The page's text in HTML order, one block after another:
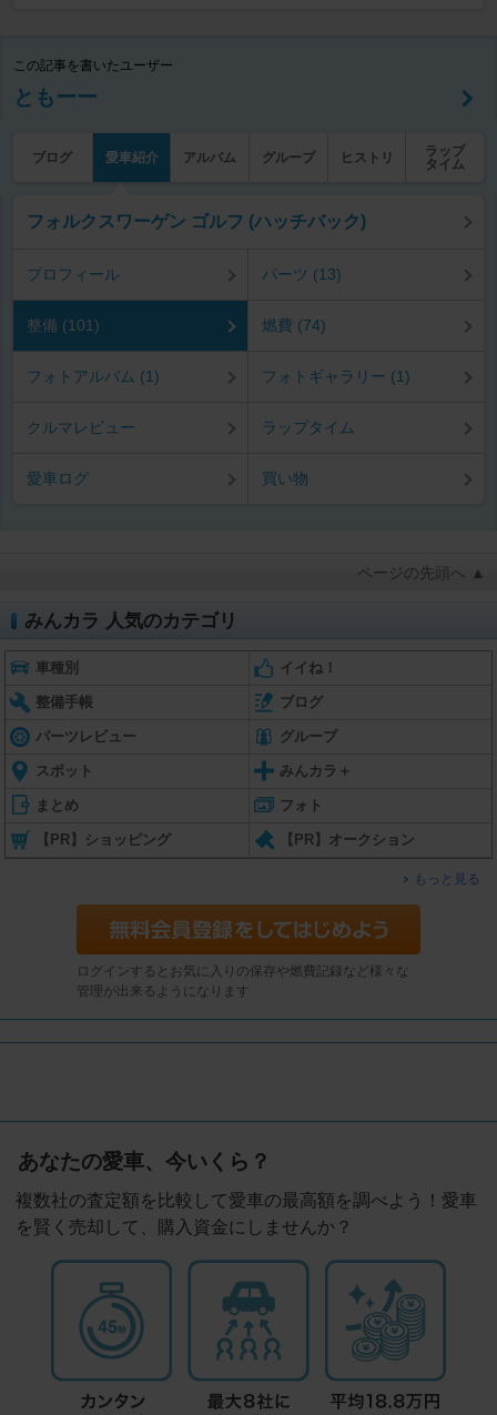
この記事を書いたユーザー
ともーー
ブログ 愛車紹介 アルバム グループ ヒストリ
ラップ
タイム
フォルクスワーゲン ゴルフ (ハッチバック)
プロフィール パーツ (13)
整備 (101) 燃費 (74)
フォトアルバム (1) フォトギャラリー (1)
クルマレビュー ラップタイム
愛車ログ 買い物
ページの先頭へ ▲
みんカラ 人気のカテゴリ
車種別 イイね！
整備手帳 ブログ
パーツレビュー グループ
スポット みんカラ＋
まとめ フォト
【PR】ショッピング 【PR】オークション
もっと見る
ログインするとお気に入りの保存や燃費記録など様々な
管理が出来るようになります
あなたの愛車、今いくら？
複数社の査定額を比較して愛車の最高額を調べよう！愛車
を賢く売却して、購入資金にしませんか？